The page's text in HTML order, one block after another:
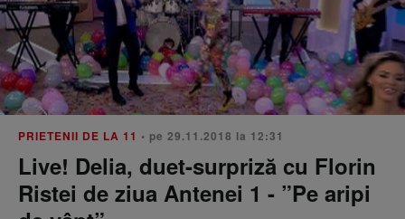
PRIETENII DE LA 11 • pe 29.11.2018 la 12:31
Live! Delia, duet-surpriză cu Florin
Ristei de ziua Antenei 1 - ”Pe aripi